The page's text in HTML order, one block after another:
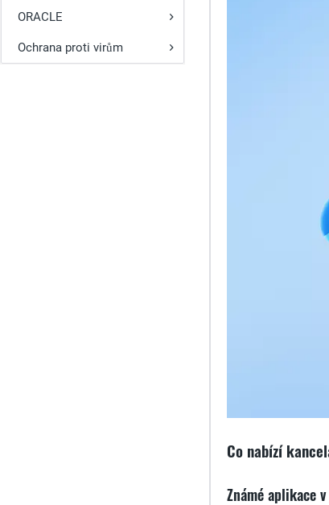
ORACLE
Ochrana proti virům
Co nabízí
Známé aplikace